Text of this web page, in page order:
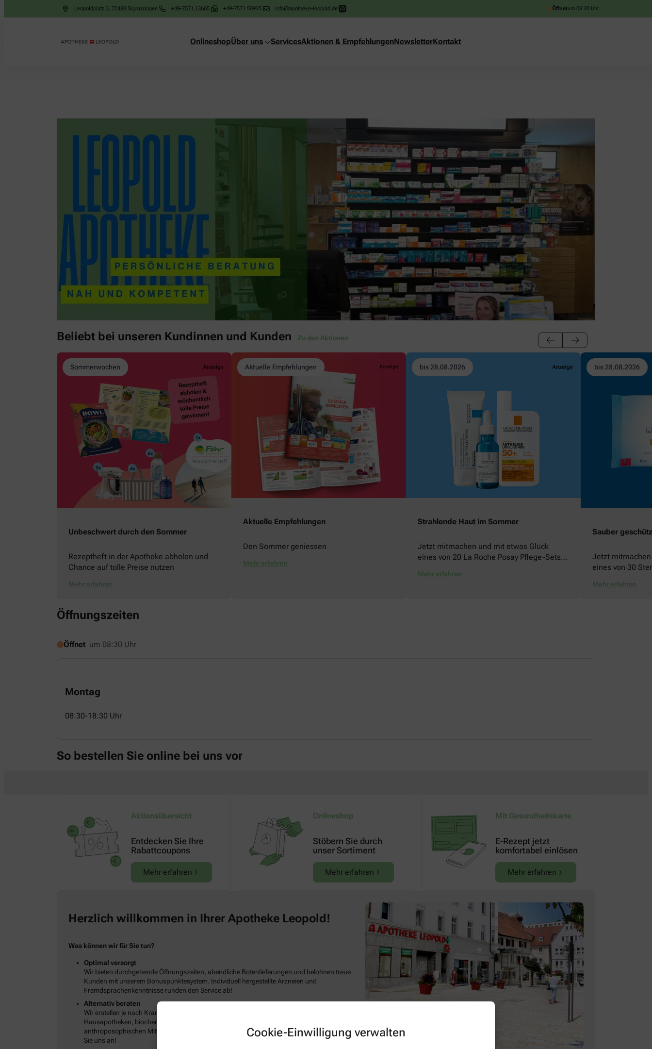
Cookie-Einwilligung verwalten
Leopoldplatz 3, 72488 Sigmaringen +49-7571 13665 +49-7571 50925 info@apotheke-leopold.de Öffnetum 08:30 Uhr
OnlineshopÜber uns ServicesAktionen & EmpfehlungenNewsletterKontakt
Beliebt bei unseren Kundinnen und Kunden Zu den Aktionen
Sommerwochen
Unbeschwert durch den Sommer
Rezeptheft in der Apotheke abholen und
Chance auf tolle Preise nutzen
Mehr erfahren
Aktuelle Empfehlungen
Aktuelle Empfehlungen
Den Sommer geniessen
Mehr erfahren
bis 28.08.2026
Strahlende Haut im Sommer
Jetzt mitmachen und mit etwas Glück
eines von 20 La Roche Posay Pflege-Sets
Mehr erfahren
bis 28.08.2026
Sauber
Jetzt
eines von 30
Mehr erfahren
Öffnungszeiten
Öffnet um 08:30 Uhr
Montag
08:30-18:30 Uhr
So bestellen Sie online bei uns vor
Aktionsübersicht
Entdecken Sie Ihre
Rabattcoupons
Mehr erfahren
Onlineshop
Stöbern Sie durch
unser Sortiment
Mehr erfahren
Mit Gesundheitskarte
E-Rezept jetzt
komfortabel einlösen
Mehr erfahren
Herzlich willkommen in Ihrer Apotheke Leopold!
Was können wir für Sie tun?
Optimal versorgt
Wir bieten durchgehende Öffnungszeiten, abendliche Botenlieferungen und belohnen treue
Kunden mit unserem Bonuspunktesystem. Individuell hergestellte Arzneien und
Fremdsprachenkenntnisse runden den Service ab!
Alternativ beraten
Wir erstellen je nach Krankheitsbild und Symptomen Vorschläge zu homöopathischen
Hausapotheken, biochemischen Präparaten, Heilkräuteranwendungen,
anthroposophischen Mitteln, Schüßler-Salzen und vielen weiteren Möglichkeiten. Sprechen
Sie uns an!